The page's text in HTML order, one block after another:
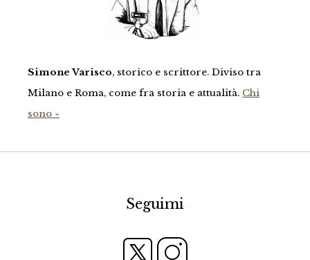
Simone Varisco, storico e scrittore. Diviso tra
Milano e Roma, come fra storia e attualità. Chi
sono »
Seguimi